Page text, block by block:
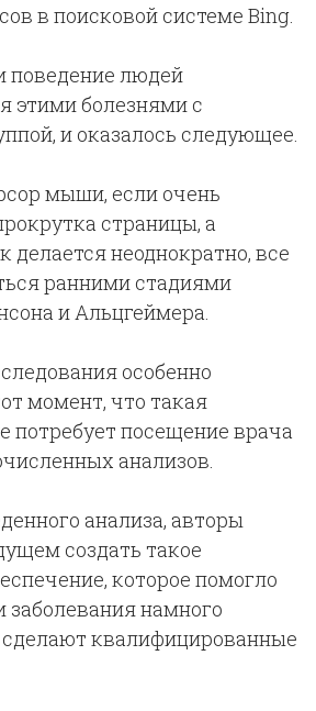
в поисковой системе Bing.
поведение людей
этими болезнями с
и оказалось следующее.
мыши, если очень
страницы, а
делается неоднократно, все
ранними стадиями
и Альцгеймера.
особенно
момент, что такая
потребует посещение врача
анализов.
анализа, авторы
создать такое
которое помогло
намного
квалифицированные